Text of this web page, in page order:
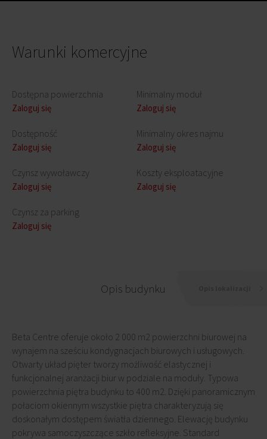
Warunki komercyjne
Dostępna powierzchnia
Zaloguj się
Dostępność
Zaloguj się
Czynsz wywoławczy
Zaloguj się
Czynsz za parking
Zaloguj się
Minimalny moduł
Zaloguj się
Minimalny okres najmu
Zaloguj się
Koszty eksploatacyjne
Zaloguj się
Opis budynku
Beta Centre oferuje około 2 000 m2 powierzchni biurowej na
wynajem na sześciu kondygnacjach biurowych i usługowych.
Otwarty układ pięter tworzy możliwość elastycznej i
funkcjonalnej aranżacji biur w podziale na moduły. Typowa
powierzchnia piętra budynku to 400 m2. Dzięki panoramicznym
połaciom okiennym wszystkie piętra charakteryzują się
doskonałym dostępem światła dziennego. Elewację budynku
pokrywa samoczyszczące szkło refleksyjne. Standard